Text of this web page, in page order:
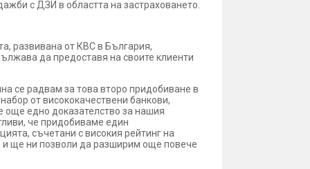
с ДЗИ в областта на застраховането.
развивана от КВС в България,
да предоставя на своите клиенти
се радвам за това второ придобиване в
от висококачествени банкови,
още едно доказателство за нашия
че придобиваме един
съчетани с високия рейтинг на
и ще ни позволи да разширим още повече